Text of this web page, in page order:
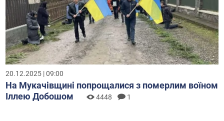
20.12.2025 | 09:00
На Мукачівщині попрощалися з померлим воїном
Іллею Добошом
4448 1